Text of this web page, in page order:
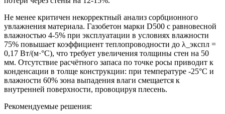
Не менее критичен некорректный анализ сорбционного
увлажнения материала. Газобетон марки D500 с равновесной
влажностью 4-5% при эксплуатации в условиях влажности
75% повышает коэффициент теплопроводности до λ_экспл =
0,17 Вт/(м·°С), что требует увеличения толщины стен на 50
мм. Отсутствие расчётного запаса по точке росы приводит к
конденсации в толще конструкции: при температуре -25°C и
влажности 60% зона выпадения влаги смещается к
внутренней поверхности, провоцируя плесень.
Рекомендуемые решения: